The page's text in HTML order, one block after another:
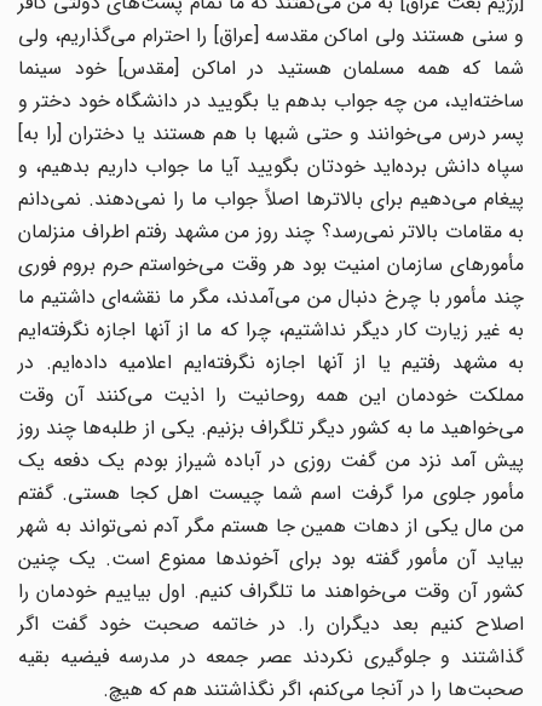
و سنى هستند ولى اماکن مقدسه [عراق] را احترام می‌گذاریم، ولى
شما که همه مسلمان هستید در اماکن [مقدس] خود سینما
ساخته‌‌اید، من چه جواب بدهم یا بگویید در دانشگاه خود دختر و
پسر درس می‌خوانند و حتى شبها با هم هستند یا دختران [را به]
سپاه دانش برده‌‌اید خودتان بگویید آیا ما جواب داریم بدهیم، و
پیغام می‌دهیم براى بالاترها اصلاً جواب ما را نمی‌‌دهند. نمی‌دانم
به مقامات بالاتر نمی‌رسد؟ چند روز من مشهد رفتم اطراف منزلمان
مأمورهاى سازمان امنیت بود هر وقت می‌خواستم حرم بروم فورى
چند مأمور با چرخ دنبال من می‌آمدند، مگر ما نقشه‌‌اى داشتیم ما
به غیر زیارت کار دیگر نداشتیم، چرا که ما از آنها اجازه نگرفته‌‌ایم
به مشهد رفتیم یا از آنها اجازه نگرفته‌‌ایم اعلامیه داده‌‌ایم. در
مملکت خودمان این همه روحانیت را اذیت می‌‌کنند آن وقت
می‌خواهید ما به کشور دیگر تلگراف بزنیم. یکى از طلبه‌‌ها چند روز
پیش آمد نزد من گفت روزى در آباده شیراز بودم یک دفعه یک
مأمور جلوى مرا گرفت اسم شما چیست اهل کجا هستى. گفتم
من مال یکى از دهات همین جا هستم مگر آدم نمی‌‌تواند به شهر
بیاید آن مأمور گفته بود براى آخوندها ممنوع است. یک چنین
کشور آن وقت می‌خواهند ما تلگراف کنیم. اول بیاییم خودمان را
اصلاح کنیم بعد دیگران را. در خاتمه صحبت خود گفت اگر
گذاشتند و جلوگیرى نکردند عصر جمعه در مدرسه فیضیه بقیه
صحبت‌ها را در آنجا می‌کنم، اگر نگذاشتند هم که هیچ.